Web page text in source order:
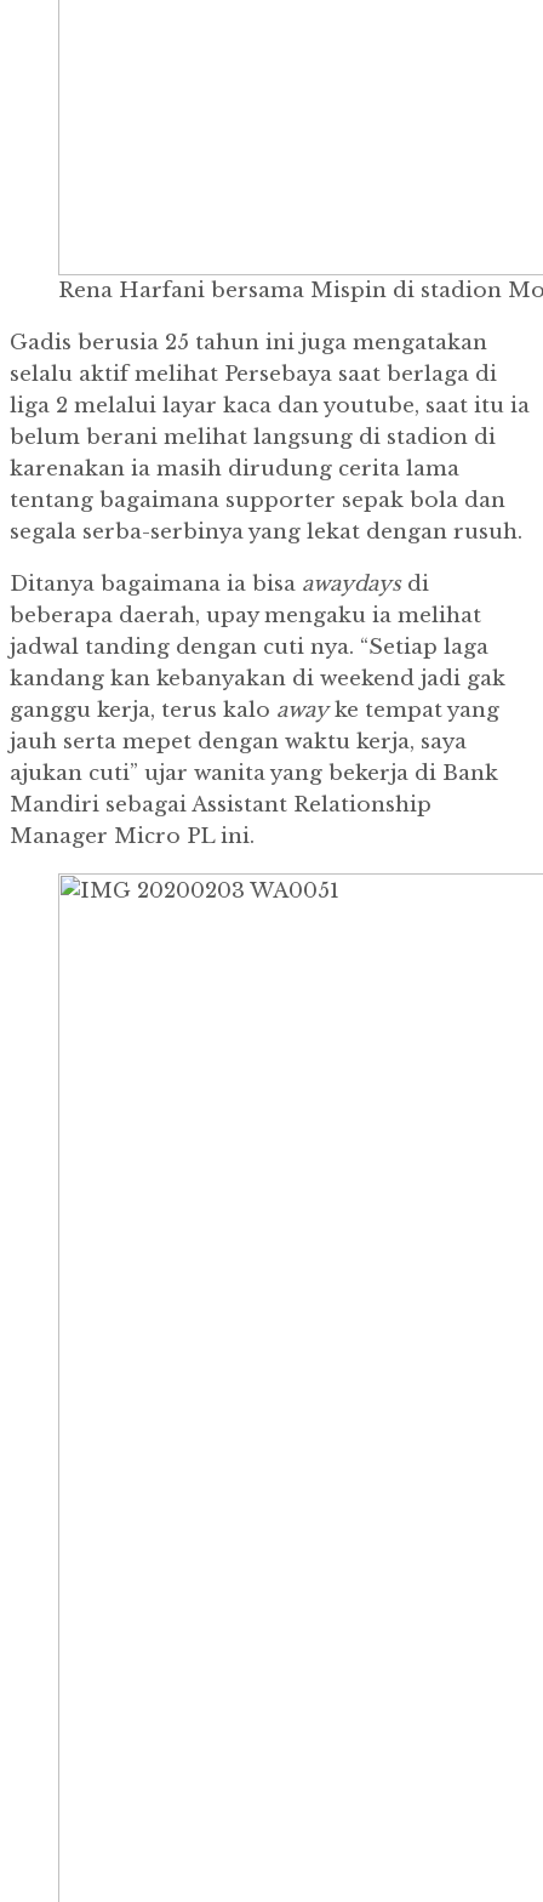
Rena Harfani bersama Mispin di stadion
Gadis berusia 25 tahun ini juga mengatakan
selalu aktif melihat Persebaya saat berlaga di
liga 2 melalui layar kaca dan youtube, saat itu ia
belum berani melihat langsung di stadion di
karenakan ia masih dirudung cerita lama
tentang bagaimana supporter sepak bola dan
segala serba-serbinya yang lekat dengan rusuh.
Ditanya bagaimana ia bisa awaydaysdi
beberapa daerah, upay mengaku ia melihat
jadwal tanding dengan cuti nya. “Setiap laga
kandang kan kebanyakan di weekend jadi gak
ganggu kerja, terus kalo awayke tempat yang
jauh serta mepet dengan waktu kerja, saya
ajukan cuti” ujar wanita yang bekerja di Bank
Mandiri sebagai Assistant Relationship
Manager Micro PL ini.